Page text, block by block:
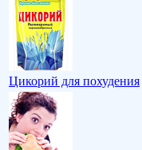
Цикорий для похудения